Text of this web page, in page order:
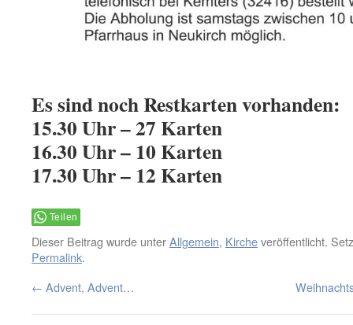
Es sind noch Restkarten vorhanden:
15.30 Uhr – 27 Karten
16.30 Uhr – 10 Karten
17.30 Uhr – 12 Karten
Teilen
Dieser Beitrag wurde unterAllgemein, Kircheveröffentlicht.
Permalink.
← Advent, Advent…